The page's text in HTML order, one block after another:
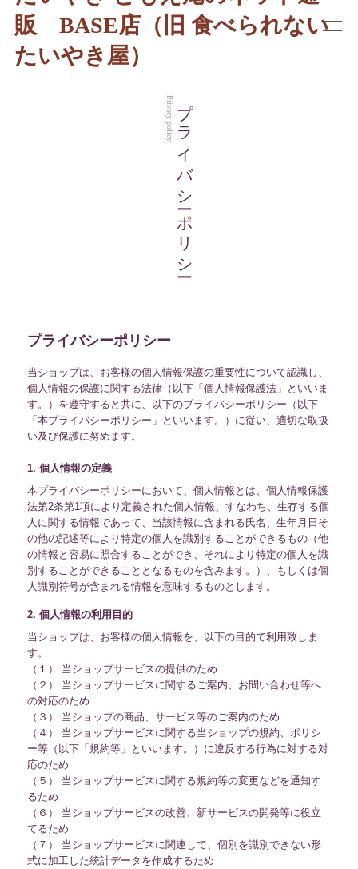
販 BASE店（旧 食べられない
たいやき屋）
プライバシーポリシー
Privacy policy
プライバシーポリシー
当ショップは、お客様の個人情報保護の重要性について認識し、
個人情報の保護に関する法律（以下「個人情報保護法」といいま
す。）を遵守すると共に、以下のプライバシーポリシー（以下
「本プライバシーポリシー」といいます。）に従い、適切な取扱
い及び保護に努めます。
1. 個人情報の定義
本プライバシーポリシーにおいて、個人情報とは、個人情報保護
法第2条第1項により定義された個人情報、すなわち、生存する個
人に関する情報であって、当該情報に含まれる氏名、生年月日そ
の他の記述等により特定の個人を識別することができるもの（他
の情報と容易に照合することができ、それにより特定の個人を識
別することができることとなるものを含みます。）、もしくは個
人識別符号が含まれる情報を意味するものとします。
2. 個人情報の利用目的
当ショップは、お客様の個人情報を、以下の目的で利用致しま
す。
（１） 当ショップサービスの提供のため
（２） 当ショップサービスに関するご案内、お問い合わせ等へ
の対応のため
（３） 当ショップの商品、サービス等のご案内のため
（４） 当ショップサービスに関する当ショップの規約、ポリシ
ー等（以下「規約等」といいます。）に違反する行為に対する対
応のため
（５） 当ショップサービスに関する規約等の変更などを通知す
るため
（６） 当ショップサービスの改善、新サービスの開発等に役立
てるため
（７） 当ショップサービスに関連して、個別を識別できない形
式に加工した統計データを作成するため